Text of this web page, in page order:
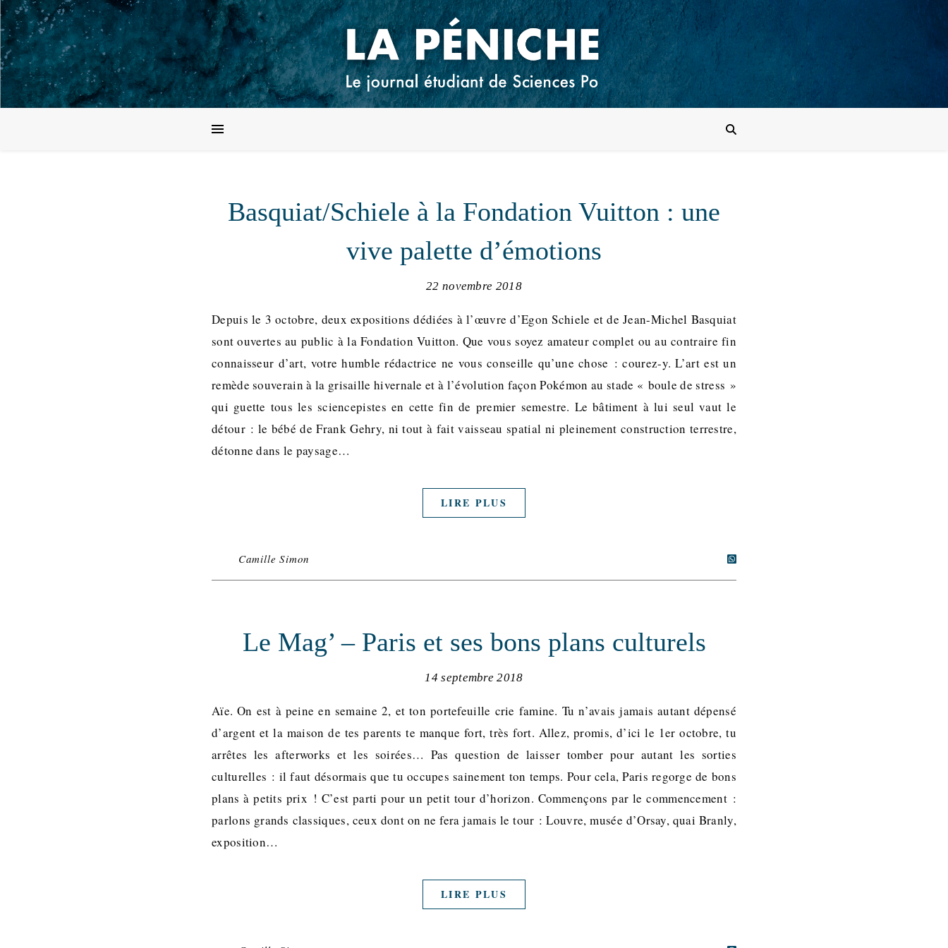
Basquiat/Schiele à la Fondation Vuitton : une
vive palette d’émotions
22 novembre 2018
Depuis le 3 octobre, deux expositions dédiées à l’œuvre d’Egon Schiele et de Jean-Michel Basquiat
sont ouvertes au public à la Fondation Vuitton. Que vous soyez amateur complet ou au contraire fin
connaisseur d’art, votre humble rédactrice ne vous conseille qu’une chose : courez-y. L’art est un
remède souverain à la grisaille hivernale et à l’évolution façon Pokémon au stade « boule de stress »
qui guette tous les sciencepistes en cette fin de premier semestre. Le bâtiment à lui seul vaut le
détour : le bébé de Frank Gehry, ni tout à fait vaisseau spatial ni pleinement construction terrestre,
détonne dans le paysage…
LIRE PLUS
Camille Simon
Le Mag’ – Paris et ses bons plans culturels
14 septembre 2018
Aïe. On est à peine en semaine 2, et ton portefeuille crie famine. Tu n’avais jamais autant dépensé
d’argent et la maison de tes parents te manque fort, très fort. Allez, promis, d’ici le 1er octobre, tu
arrêtes les afterworks et les soirées… Pas question de laisser tomber pour autant les sorties
culturelles : il faut désormais que tu occupes sainement ton temps. Pour cela, Paris regorge de bons
plans à petits prix ! C’est parti pour un petit tour d’horizon. Commençons par le commencement :
parlons grands classiques, ceux dont on ne fera jamais le tour : Louvre, musée d’Orsay, quai Branly,
exposition…
LIRE PLUS